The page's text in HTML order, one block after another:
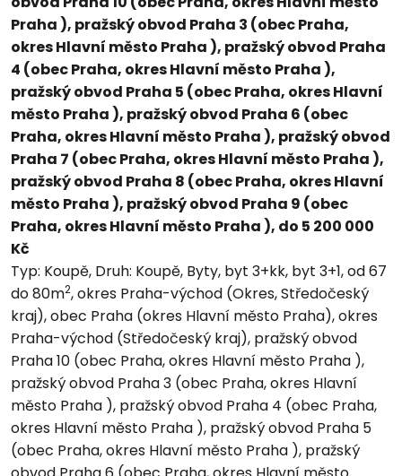
Praha ), pražský obvod Praha 3 (obec Praha,
okres Hlavní město Praha ), pražský obvod Praha
4 (obec Praha, okres Hlavní město Praha ),
pražský obvod Praha 5 (obec Praha, okres Hlavní
město Praha ), pražský obvod Praha 6 (obec
Praha, okres Hlavní město Praha ), pražský obvod
Praha 7 (obec Praha, okres Hlavní město Praha ),
pražský obvod Praha 8 (obec Praha, okres Hlavní
město Praha ), pražský obvod Praha 9 (obec
Praha, okres Hlavní město Praha ), do 5 200 000
Kč
Typ: Koupě, Druh: Koupě, Byty, byt 3+kk, byt 3+1, od 67
do 80m2, okres Praha-východ (Okres, Středočeský
kraj), obec Praha (okres Hlavní město Praha), okres
Praha-východ (Středočeský kraj), pražský obvod
Praha 10 (obec Praha, okres Hlavní město Praha ),
pražský obvod Praha 3 (obec Praha, okres Hlavní
město Praha ), pražský obvod Praha 4 (obec Praha,
okres Hlavní město Praha ), pražský obvod Praha 5
(obec Praha, okres Hlavní město Praha ), pražský